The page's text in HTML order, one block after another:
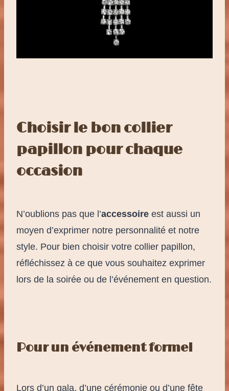
Choisir le bon collier
papillon pour chaque
occasion
N’oublions pas que l’accessoire est aussi un
moyen d’exprimer notre personnalité et notre
style. Pour bien choisir votre collier papillon,
réfléchissez à ce que vous souhaitez exprimer
lors de la soirée ou de l’événement en question.
Pour un événement formel
Lors d’un gala, d’une cérémonie ou d’une fête